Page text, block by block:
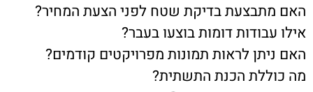
האם מתבצעת בדיקת שטח לפני הצעת המחיר?
אילו עבודות דומות בוצעו בעבר?
האם ניתן לראות תמונות מפרויקטים קודמים?
מה כוללת הכנת התשתית?